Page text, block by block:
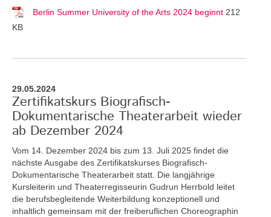
Berlin Summer University of the Arts 2024 beginnt 212
KB
29.05.2024
Zertifikatskurs Biografisch-
Dokumentarische Theaterarbeit wieder
ab Dezember 2024
Vom 14. Dezember 2024 bis zum 13. Juli 2025 findet die
nächste Ausgabe des Zertifikatskurses Biografisch-
Dokumentarische Theaterarbeit statt. Die langjährige
Kursleiterin und Theaterregisseurin Gudrun Herrbold leitet
die berufsbegleitende Weiterbildung konzeptionell und
inhaltlich gemeinsam mit der freiberuflichen Choreographin